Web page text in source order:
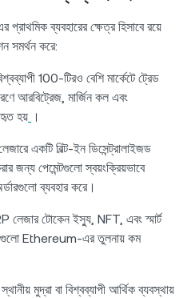
ব্যবহারের ক্ষেত্র হিসাবে রয়ে
সমর্থন করে:
100-টিরও বেশি মার্কেটে ট্রেড
আরবিট্রেজ, মার্জিন কল এবং
হয় ।
একটি বিল্ট-ইন ডিসেন্ট্রালাইজড
জন্য পেমেন্টগুলো স্বয়ংক্রিয়ভাবে
ব্যবহার করে।
লেজার টোকেন ইস্যু, NFT, এবং স্মার্ট
Ethereum-এর তুলনায় কম
মুদ্রা বা বিশ্বব্যাপী আর্থিক ব্যবস্থায়